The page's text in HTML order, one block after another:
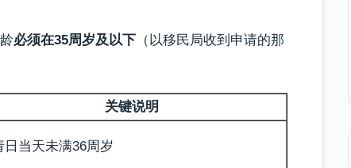
必须在35周岁及以下 （以移民局收到申请的那
关键说明
日当天未满36周岁